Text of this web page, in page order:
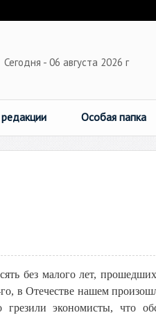
Сегодня - 06 августа 2026 г
Особая папка
без малого лет,
в Отечестве нашем
грезили экономисты, что